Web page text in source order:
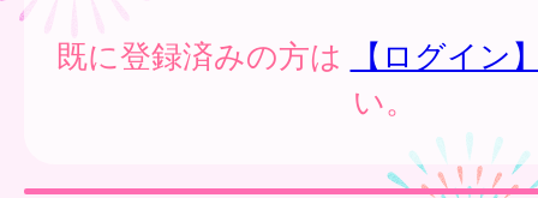
既に登録済みの方は
【ログイン
い。